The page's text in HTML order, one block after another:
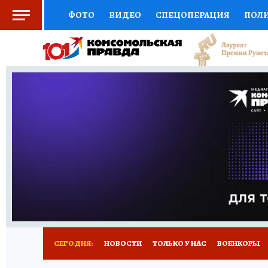
ФОТО ВИДЕО СПЕЦОПЕРАЦИЯ
СОЦПОДДЕРЖКА НАУКА СПЕЦПРОЕКТЫ
НАЦИОНАЛЬНЫЕ ПРОЕКТЫ РОССИИ
ПУТЕВОДИТЕЛЬ
НОВОЕ НА САЙТЕ
СЕГОДНЯ: НОВОСТИ ТОЛЬКО У НАС ВОЕНКОРЫ